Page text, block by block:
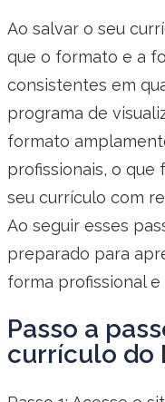
Ao salvar o seu
que o formato e a
consistentes em
programa de
formato
profissionais, o
seu currículo com
Ao seguir esses
preparado para
forma profissional
Passo a
currículo do